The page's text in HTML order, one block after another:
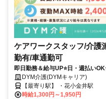
ケアワークスタッフ/介護
勤有/車通勤可
即日勤務＆給与UP⭐️日・週払い
サポート＆シフト相談OK✨
DYM介護(DYMキャリア)
【最寄り駅】 ・花小金井駅
時給1,300円～1,950円